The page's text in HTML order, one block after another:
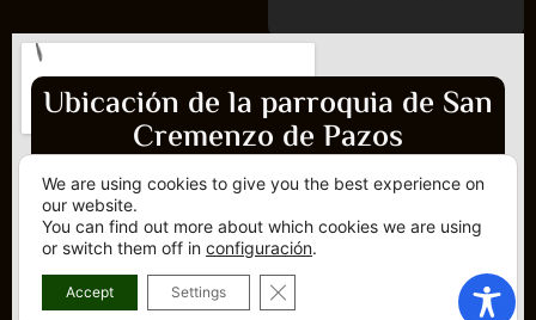
Ubicación de la parroquia de San
Cremenzo de Pazos
We are using cookies to give you the best experience on
our website.
You can find out more about which cookies we are using
or switch them off in configuración.
Accept Settings CERRAR EL BANNER DE